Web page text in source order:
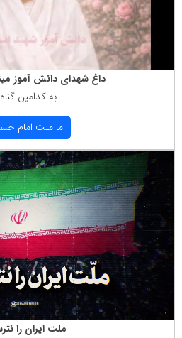
داغ شهدای دانش آموز
به كدامین
ما ملت امام
ملت ایران را